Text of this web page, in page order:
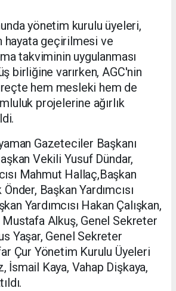
yönetim kurulu üyeleri,
hayata geçirilmesi ve
takviminin uygulanması
birliğine varırken, AGC'nin
hem mesleki hem de
projelerine ağırlık
Gazeteciler Başkanı
Vekili Yusuf Dündar,
Mahmut Hallaç,Başkan
Önder, Başkan Yardımcısı
Yardımcısı Hakan Çalışkan,
Alkuş, Genel Sekreter
Yaşar, Genel Sekreter
Çur Yönetim Kurulu Üyeleri
İsmail Kaya, Vahap Dişkaya,